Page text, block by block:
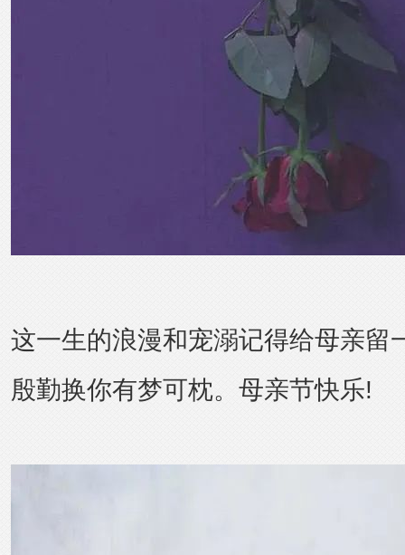
这一生的浪漫和宠溺记得给母亲留
殷勤换你有梦可枕。母亲节快乐!